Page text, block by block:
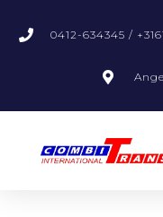
0412-634345 /